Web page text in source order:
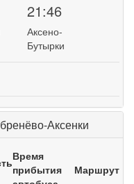
21:46
Аксено-
Бутырки
Аксенки
Время
прибытия
Маршрут